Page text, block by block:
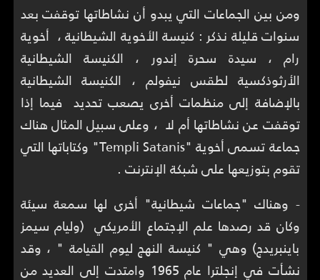
ومن بين الجماعات التي يبدو أن نشاطاتها توقفت بعد
سنوات قليلة نذكر : كنيسة الأخوية الشيطانية ، أخوية
رام ، سيدة سحرة إندور ، الكنيسة الشيطانية
الأرثوذكسية لطقس نيفولم ، الكنيسة الشيطانية
بالإضافة إلى منظمات أخرى يصعب تحديد فيما إذا
توقفت عن نشاطاتها أم لا ، وعلى سبيل المثال هناك
جماعة تسمى أخوية "Templi Satanis" وكتاباتها التي
تقوم بتوزيعها على شبكة الإنترنت .
- وهناك "جماعات شيطانية" أخرى لها سمعة سيئة
وكان قد رصدها علم الإجتماع الأمريكي (وليام سيمز
باينبريدج) وهي " كنيسة النهج ليوم القيامة " ، وقد
نشأت في إنجلترا عام 1965 وامتدت إلى العديد من